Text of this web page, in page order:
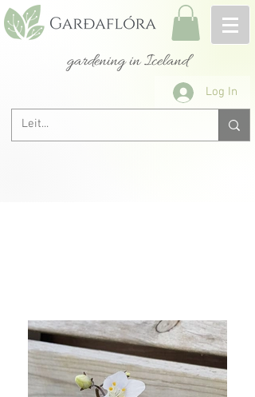
gardening in Iceland
Log In